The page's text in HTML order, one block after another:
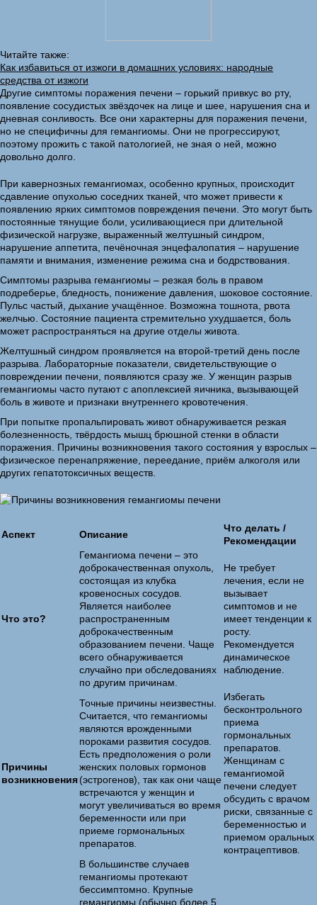
Читайте также:
Как избавиться от изжоги в домашних условиях: народные
средства от изжоги
Другие симптомы поражения печени – горький привкус во рту,
появление сосудистых звёздочек на лице и шее, нарушения сна и
дневная сонливость. Все они характерны для поражения печени,
но не специфичны для гемангиомы. Они не прогрессируют,
поэтому прожить с такой патологией, не зная о ней, можно
довольно долго.
При кавернозных гемангиомах, особенно крупных, происходит
сдавление опухолью соседних тканей, что может привести к
появлению ярких симптомов повреждения печени. Это могут быть
постоянные тянущие боли, усиливающиеся при длительной
физической нагрузке, выраженный желтушный синдром,
нарушение аппетита, печёночная энцефалопатия – нарушение
памяти и внимания, изменение режима сна и бодрствования.
Симптомы разрыва гемангиомы – резкая боль в правом
подреберье, бледность, понижение давления, шоковое состояние.
Пульс частый, дыхание учащённое. Возможна тошнота, рвота
желчью. Состояние пациента стремительно ухудшается, боль
может распространяться на другие отделы живота.
Желтушный синдром проявляется на второй-третий день после
разрыва. Лабораторные показатели, свидетельствующие о
повреждении печени, появляются сразу же. У женщин разрыв
гемангиомы часто путают с апоплексией яичника, вызывающей
боль в животе и признаки внутреннего кровотечения.
При попытке пропальпировать живот обнаруживается резкая
болезненность, твёрдость мышц брюшной стенки в области
поражения. Причины возникновения такого состояния у взрослых –
физическое перенапряжение, переедание, приём алкоголя или
других гепатотоксичных веществ.
Аспект Описание
Что делать /
Рекомендации
Что это?
Гемангиома печени – это
доброкачественная опухоль,
состоящая из клубка
кровеносных сосудов.
Является наиболее
распространенным
доброкачественным
образованием печени. Чаще
всего обнаруживается
случайно при обследованиях
по другим причинам.
Не требует
лечения, если не
вызывает
симптомов и не
имеет тенденции к
росту.
Рекомендуется
динамическое
наблюдение.
Причины
возникновения
Точные причины неизвестны.
Считается, что гемангиомы
являются врожденными
пороками развития сосудов.
Есть предположения о роли
женских половых гормонов
(эстрогенов), так как они чаще
встречаются у женщин и
могут увеличиваться во время
беременности или при
приеме гормональных
препаратов.
Избегать
бесконтрольного
приема
гормональных
препаратов.
Женщинам с
гемангиомой
печени следует
обсудить с врачом
риски, связанные с
беременностью и
приемом оральных
контрацептивов.
В большинстве случаев
гемангиомы протекают
бессимптомно. Крупные
гемангиомы (обычно более 5